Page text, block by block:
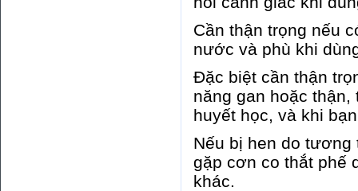
Cần thận trọng nếu
nước và phù khi
Đặc biệt cần thận
năng gan hoặc
huyết học, và khi
Nếu bị hen do
gặp cơn co thắt phế
khác.